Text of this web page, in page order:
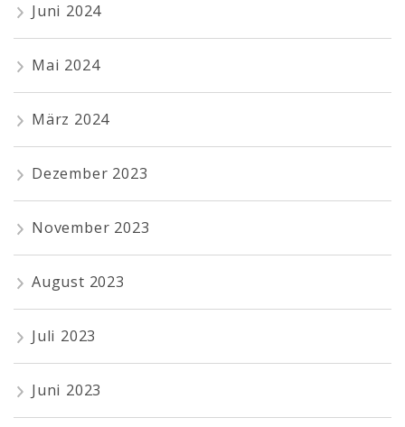
Juni 2024
Mai 2024
März 2024
Dezember 2023
November 2023
August 2023
Juli 2023
Juni 2023